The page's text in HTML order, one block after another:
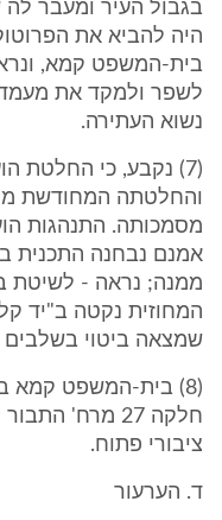
בגבול העיר ומעבר
היה להביא את
בית-המשפט קמא,
לשפר ולמקד את
נשוא העתירה.
מסמכותה. התנהגות
אמנם נבחנה התכנית
ממנה; נראה - לשיטת
המחוזית נקטה ב"יד
שמצאה ביטוי
(8) בית-המשפט קמא
חלקה 27 מרח'
ציבורי פתוח.
ד. הערעור